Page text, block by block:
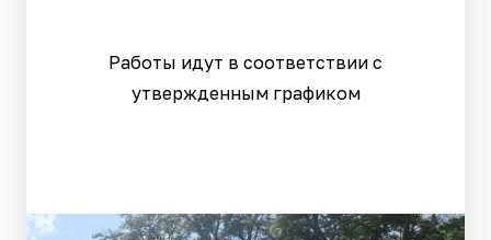
Работы идут в соответствии с
утвержденным графиком